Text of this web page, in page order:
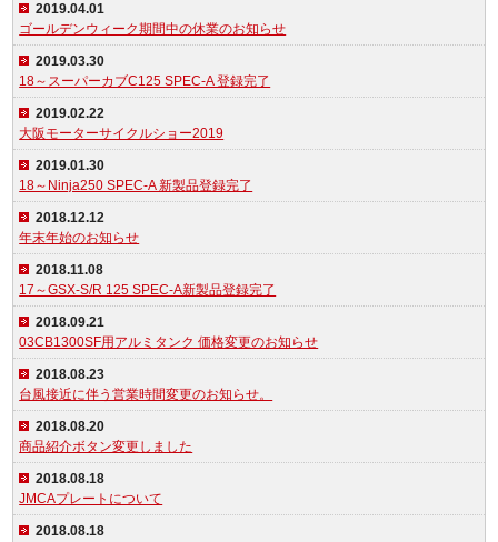
2019.04.01
ゴールデンウィーク期間中の休業のお知らせ
2019.03.30
18～スーパーカブC125 SPEC-A 登録完了
2019.02.22
大阪モーターサイクルショー2019
2019.01.30
18～Ninja250 SPEC-A 新製品登録完了
2018.12.12
年末年始のお知らせ
2018.11.08
17～GSX-S/R 125 SPEC-A新製品登録完了
2018.09.21
03CB1300SF用アルミタンク 価格変更のお知らせ
2018.08.23
台風接近に伴う営業時間変更のお知らせ。
2018.08.20
商品紹介ボタン変更しました
2018.08.18
JMCAプレートについて
2018.08.18